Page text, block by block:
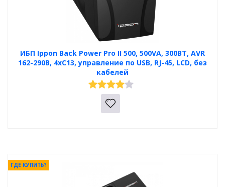
ИБП Ippon Back Power Pro II 500, 500VA, 300ВТ, AVR
162-290В, 4хС13, управление по USB, RJ-45, LCD, без
кабелей
ГДЕ КУПИТЬ?